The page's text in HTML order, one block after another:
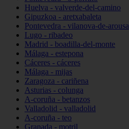
Huelva - valverde-del-camino
Gipuzkoa - aretxabaleta
Pontevedra - vilanova-de-arousa
Lugo - ribadeo
Madrid - boadilla-del-monte
Málaga - estepona
Cáceres - cáceres
Málaga - mijas
Zaragoza - cariñena
Asturias - colunga
A-coruña - betanzos
Valladolid - valladolid
A-coruña - teo
Granada - motril